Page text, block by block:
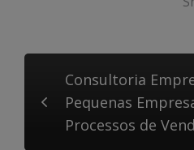
Consultoria
Pequenas
Processos de